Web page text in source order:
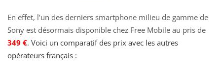
En effet, l’un des derniers smartphone milieu de gamme de
Sony est désormais disponible chez Free Mobile au pris de
349 €. Voici un comparatif des prix avec les autres
opérateurs français :